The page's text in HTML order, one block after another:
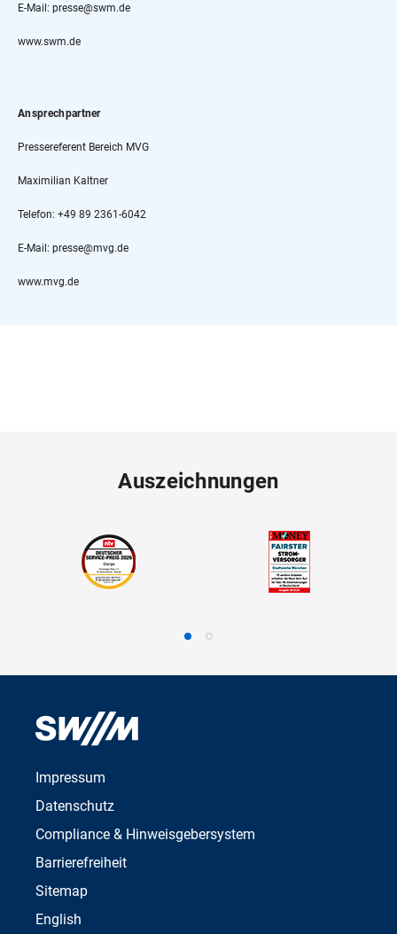
E-Mail: presse@swm.de
www.swm.de
Ansprechpartner
Pressereferent Bereich MVG
Maximilian Kaltner
Telefon: +49 89 2361-6042
E-Mail: presse@mvg.de
www.mvg.de
Auszeichnungen
Impressum
Datenschutz
Compliance & Hinweisgebersystem
Barrierefreiheit
Sitemap
English